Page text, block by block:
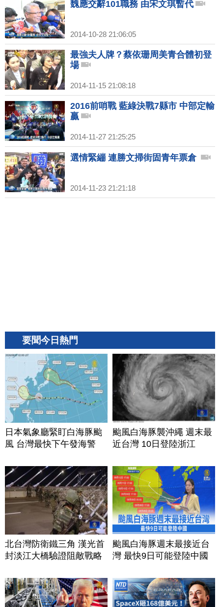
魏應交辭101職務 由宋文琪暫代
2014-10-28 21:06:05
最強夫人牌？蔡依珊周美青合體初登
場
2014-11-15 21:08:18
2016前哨戰 藍綠決戰7縣市 中部定輸
贏
2014-11-27 21:25:25
選情緊繃 連勝文掃街固青年票倉
2014-11-23 21:21:18
要聞今日熱門
日本氣象廳緊盯白海豚颱
風 台灣最快下午發海警
颱風白海豚襲沖繩 週末最
近台灣 10日登陸浙江
北台灣防衛鐵三角 漢光首
封淡江大橋驗證阻敵戰略
颱風白海豚週末最接近台
灣 最快9日可能登陸中國